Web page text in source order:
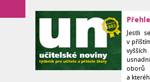
Jestli
v
oborů
a